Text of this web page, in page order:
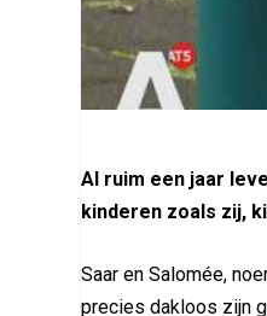
Al ruim een jaar
kinderen zoals zij,
Saar en Salomée,
precies dakloos zijn